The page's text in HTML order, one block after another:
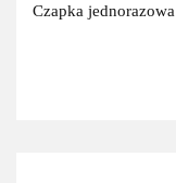
Czapka